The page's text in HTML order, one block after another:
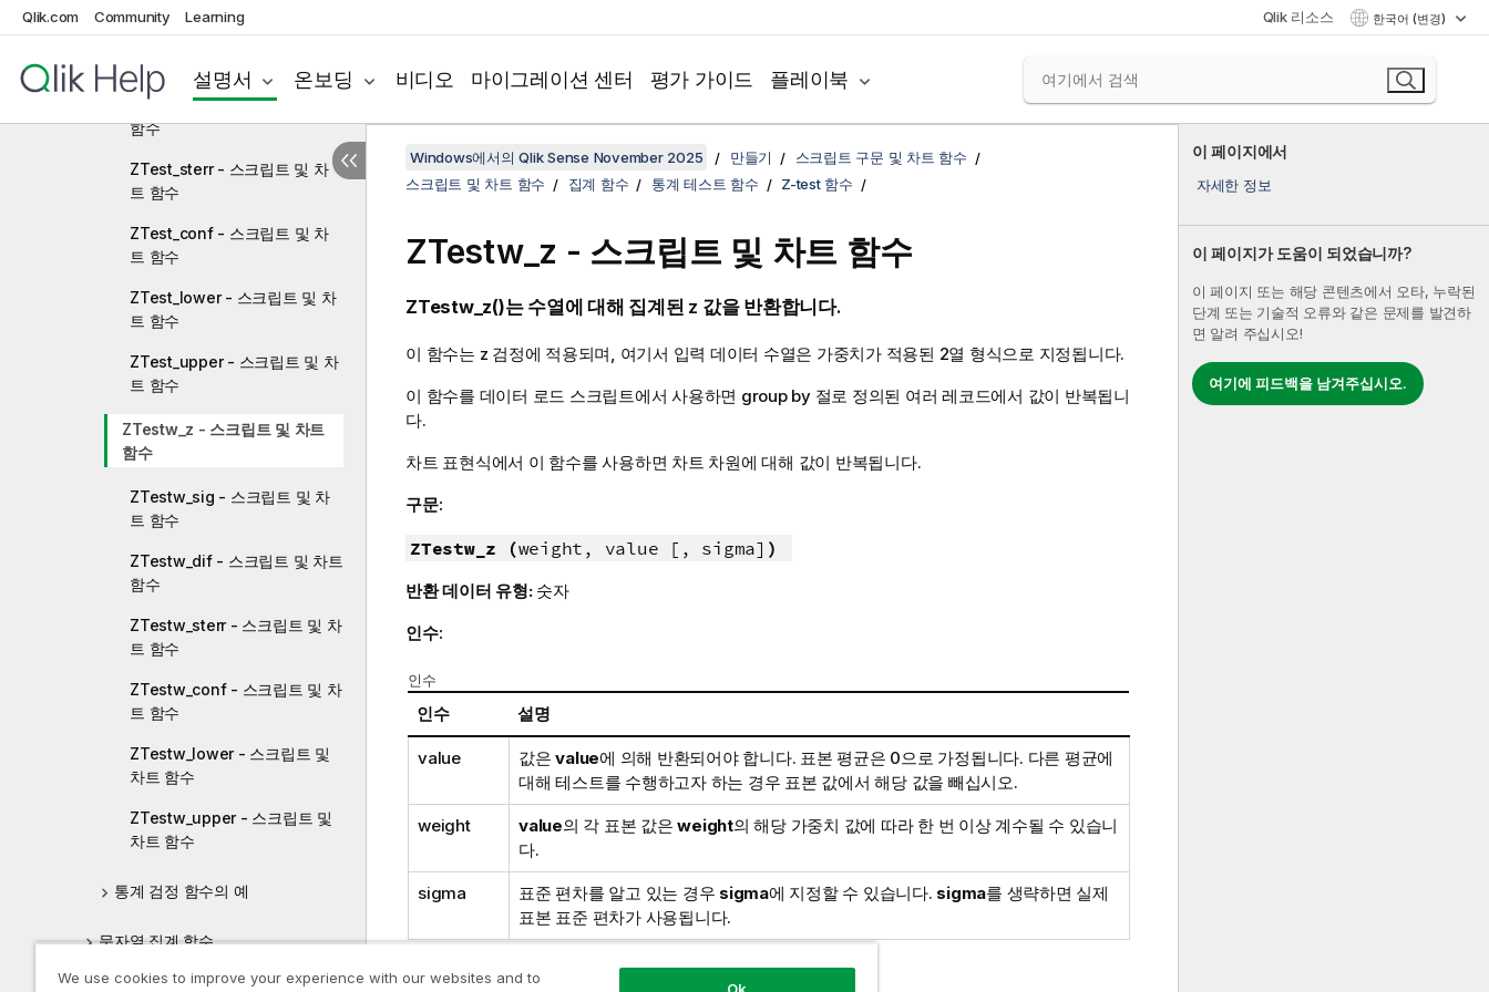
Qlik.com Community Learning Qlik 리소스 한국어 (변경)
설명서 온보딩 비디오 마이그레이션 센터 평가 가이드 플레이북
ZTest_sig - 스크립트 및 차트
함수
ZTest_dif - 스크립트 및 차트
함수
ZTest_sterr - 스크립트 및 차
트 함수
ZTest_conf - 스크립트 및 차
트 함수
ZTest_lower - 스크립트 및 차
트 함수
ZTest_upper - 스크립트 및 차
트 함수
ZTestw_z - 스크립트 및 차트
함수
ZTestw_sig - 스크립트 및 차
트 함수
ZTestw_dif - 스크립트 및 차트
함수
ZTestw_sterr - 스크립트 및 차
트 함수
ZTestw_conf - 스크립트 및 차
트 함수
ZTestw_lower - 스크립트 및
차트 함수
ZTestw_upper - 스크립트 및
차트 함수
통계 검정 함수의 예
문자열 집계 함수
가상 차원 함수
이 페이지에서
자세한 정보
이 페이지가 도움이 되었습니까?
이 페이지 또는 해당 콘텐츠에서 오타, 누락된
단계 또는 기술적 오류와 같은 문제를 발견하
면 알려 주십시오!
여기에 피드백을 남겨주십시오.
Windows에서의 Qlik Sense November 2025 만들기
스크립트 구문 및 차트 함수
스크립트 및 차트 함수
집계 함수 통계 테스트 함수 Z-test 함수
ZTestw_z - 스크립트 및 차트 함수
ZTestw_z()는 수열에 대해 집계된 z 값을 반환합니다.
이 함수는 z 검정에 적용되며, 여기서 입력 데이터 수열은 가중치가 적용된 2열 형식으로 지정됩니다.
이 함수를 데이터 로드 스크립트에서 사용하면 group by 절로 정의된 여러 레코드에서 값이 반복됩니
다.
차트 표현식에서 이 함수를 사용하면 차트 차원에 대해 값이 반복됩니다.
구문:
ZTestw_z (weight, value [, sigma] )
반환 데이터 유형: 숫자
인수:
인수
인수 설명
value 값은value에 의해 반환되어야 합니다. 표본 평균은 0으로 가정됩니다. 다른 평균에
대해 테스트를 수행하고자 하는 경우 표본 값에서 해당 값을 빼십시오.
weight value의 각 표본 값은weight의 해당 가중치 값에 따라 한 번 이상 계수될 수 있습니
다.
sigma 표준 편차를 알고 있는 경우 sigma에 지정할 수 있습니다. sigma를 생략하면 실제
표본 표준 편차가 사용됩니다.
We use cookies to improve your experience with our websites and to